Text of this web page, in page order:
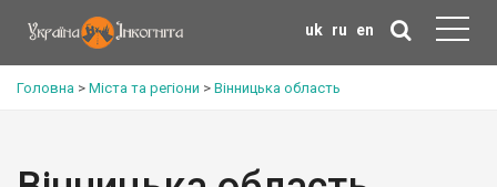
uk ru en
Головна > Міста та регіони > Вінницька область